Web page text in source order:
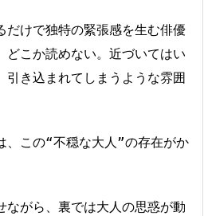
だけで独特の緊張感を生む俳優
どこか読めない。近づいてはい
引き込まれてしまうような雰囲
、この“不穏な大人”の存在がか
ながら、裏では大人の思惑が動